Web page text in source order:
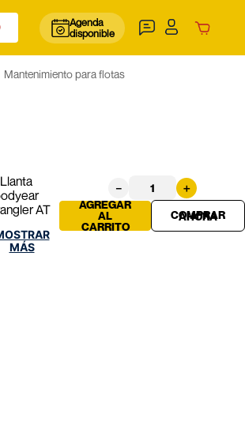
Agenda
disponible
Mantenimiento para flotas
AT
es
para
MÁS
＋
－
AGREGAR
AL
CARRITO